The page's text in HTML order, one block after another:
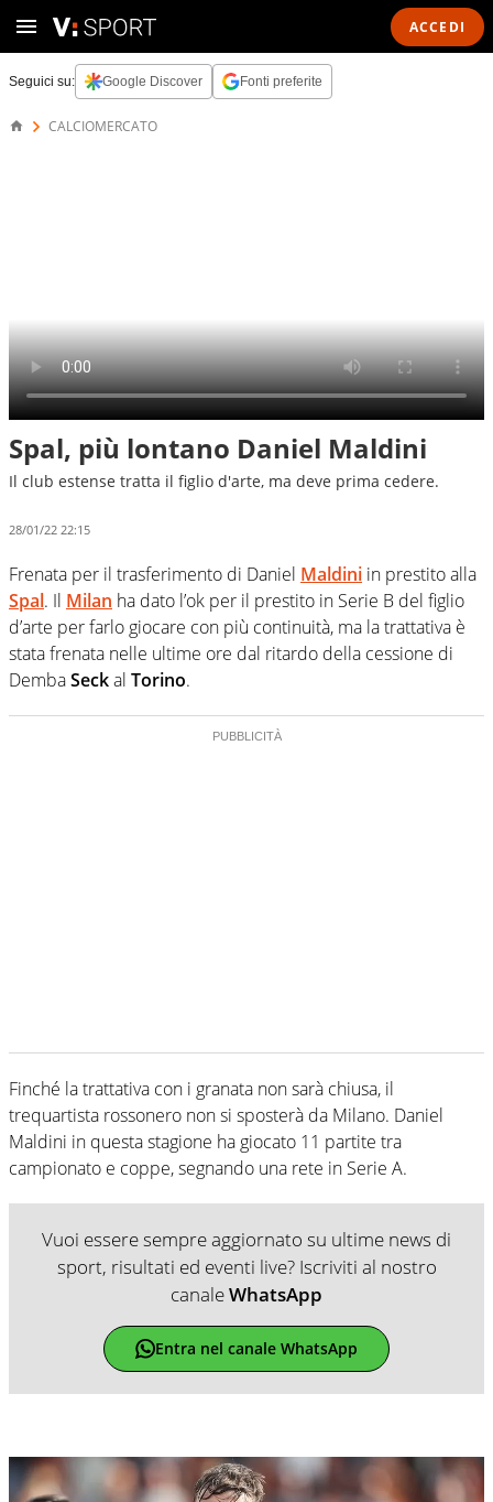
ACCEDI
Seguici su: Google Discover Fonti preferite
CALCIOMERCATO
Spal, più lontano Daniel Maldini
Il club estense tratta il figlio d'arte, ma deve prima cedere.
28/01/22 22:15
Frenata per il trasferimento di Daniel Maldini in prestito alla
Spal. Il Milan ha dato l’ok per il prestito in Serie B del figlio
d’arte per farlo giocare con più continuità, ma la trattativa è
stata frenata nelle ultime ore dal ritardo della cessione di
DembaSeckal Torino.
Finché la trattativa con i granata non sarà chiusa, il
trequartista rossonero non si sposterà da Milano. Daniel
Maldini in questa stagione ha giocato 11 partite tra
campionato e coppe, segnando una rete in Serie A.
Vuoi essere sempre aggiornato su ultime news di
sport, risultati ed eventi live? Iscriviti al nostro
canaleWhatsApp
Entra nel canale WhatsApp